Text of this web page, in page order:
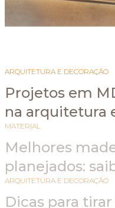
ARQUITETURA E DECORAÇÃO
Projetos em
na arquitetura
MATERIAL
Melhores
planejados:
ARQUITETURA E DECORAÇÃO
Dicas para